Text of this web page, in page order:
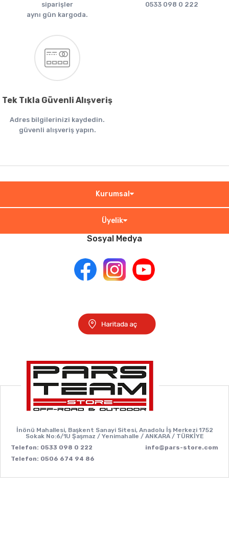
siparişler
aynı gün kargoda.
0533 098 0 222
Tek Tıkla Güvenli Alışveriş
Adres bilgilerinizi kaydedin.
güvenli alışveriş yapın.
Kurumsal
Üyelik
Sosyal Medya
İnönü Mahallesi, Başkent Sanayi Sitesi, Anadolu İş Merkezi 1752
Sokak No:6/1U Şaşmaz / Yenimahalle / ANKARA / TÜRKİYE
Telefon: 0533 098 0 222
info@pars-store.com
Telefon: 0506 674 94 86